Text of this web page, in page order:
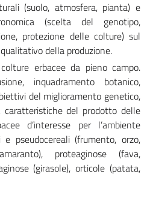
(suolo, atmosfera, pianta) e
(scelta del genotipo,
protezione delle colture) sul
della produzione.
erbacee da pieno campo.
inquadramento botanico,
del miglioramento genetico,
caratteristiche del prodotto delle
d’interesse per l’ambiente
e pseudocereali (frumento, orzo,
proteaginose (fava,
(girasole), orticole (patata,